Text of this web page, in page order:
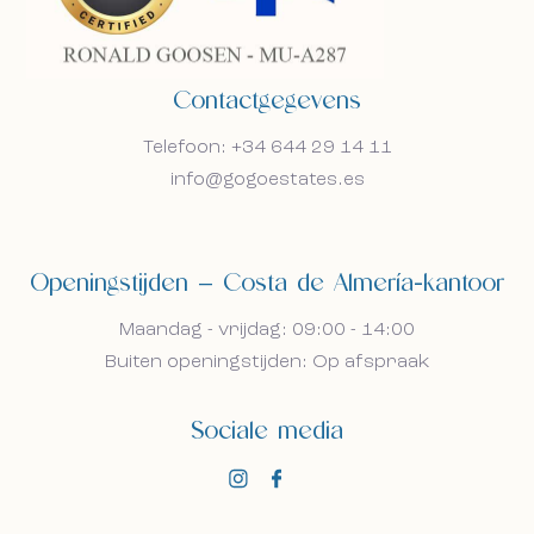
Contactgegevens
Telefoon: +34 644 29 14 11
info@gogoestates.es
Openingstijden — Costa de Almería-kantoor
Maandag - vrijdag: 09:00 - 14:00
Buiten openingstijden: Op afspraak
Sociale media